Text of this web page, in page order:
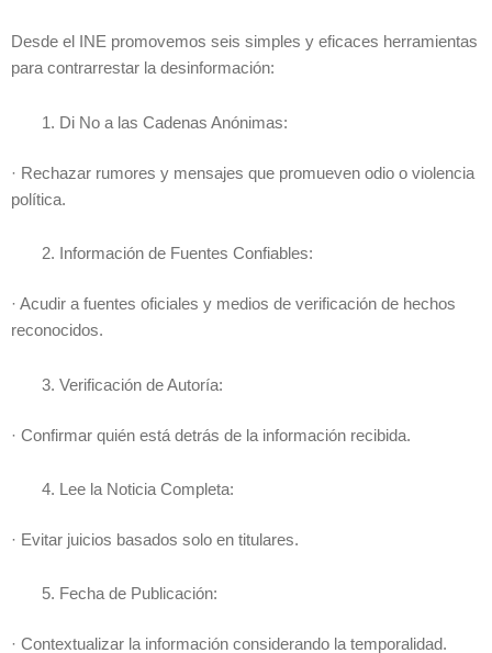
Desde el INE promovemos seis simples y eficaces herramientas
para contrarrestar la desinformación:
Di No a las Cadenas Anónimas:
· Rechazar rumores y mensajes que promueven odio o violencia
política.
Información de Fuentes Confiables:
· Acudir a fuentes oficiales y medios de verificación de hechos
reconocidos.
Verificación de Autoría:
· Confirmar quién está detrás de la información recibida.
Lee la Noticia Completa:
· Evitar juicios basados solo en titulares.
Fecha de Publicación:
· Contextualizar la información considerando la temporalidad.